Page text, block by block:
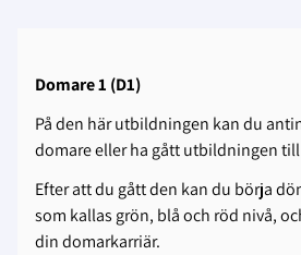
Domare 1 (D1)
På den här utbildningen kan du
domare eller ha gått utbildningen
Efter att du gått den kan du börja
som kallas grön, blå och röd nivå,
din domarkarriär.